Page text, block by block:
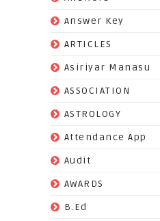
Answer Key
ARTICLES
Asiriyar Manasu
ASSOCIATION
ASTROLOGY
Attendance App
Audit
AWARDS
B.Ed